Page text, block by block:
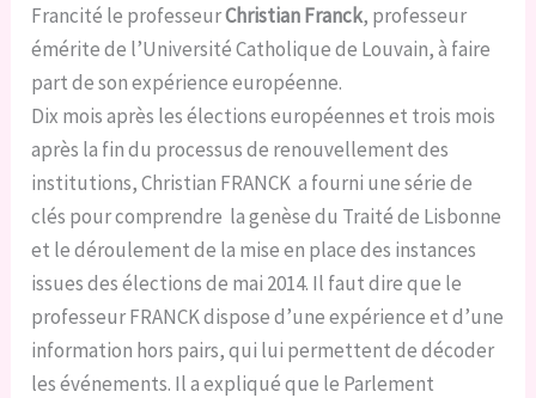
Francité le professeurChristian Franck, professeur
émérite de l’Université Catholique de Louvain, à faire
part de son expérience européenne.
Dix mois après les élections européennes et trois mois
après la fin du processus de renouvellement des
institutions, Christian FRANCK a fourni une série de
clés pour comprendre la genèse du Traité de Lisbonne
et le déroulement de la mise en place des instances
issues des élections de mai 2014. Il faut dire que le
professeur FRANCK dispose d’une expérience et d’une
information hors pairs, qui lui permettent de décoder
les événements. Il a expliqué que le Parlement